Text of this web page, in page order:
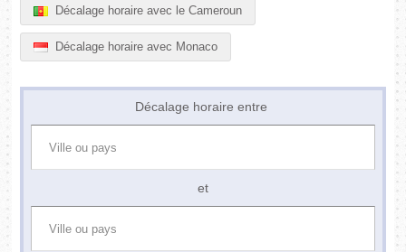
Décalage horaire avec le Cameroun
Décalage horaire avec Monaco
Décalage horaire entre
et